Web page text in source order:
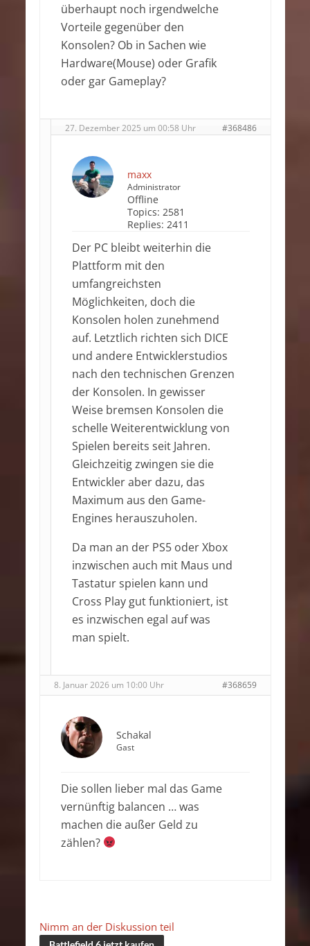
überhaupt noch irgendwelche
Vorteile gegenüber den
Konsolen? Ob in Sachen wie
Hardware(Mouse) oder Grafik
oder gar Gameplay?
27. Dezember 2025 um 00:58 Uhr #368486
maxx
Administrator
Offline
Topics: 2581
Replies: 2411
Der PC bleibt weiterhin die
Plattform mit den
umfangreichsten
Möglichkeiten, doch die
Konsolen holen zunehmend
auf. Letztlich richten sich DICE
und andere Entwicklerstudios
nach den technischen Grenzen
der Konsolen. In gewisser
Weise bremsen Konsolen die
schelle Weiterentwicklung von
Spielen bereits seit Jahren.
Gleichzeitig zwingen sie die
Entwickler aber dazu, das
Maximum aus den Game-
Engines herauszuholen.
Da man an der PS5 oder Xbox
inzwischen auch mit Maus und
Tastatur spielen kann und
Cross Play gut funktioniert, ist
es inzwischen egal auf was
man spielt.
8. Januar 2026 um 10:00 Uhr #368659
Schakal
Gast
Die sollen lieber mal das Game
vernünftig balancen … was
machen die außer Geld zu
zählen?
Nimm an der Diskussion teil